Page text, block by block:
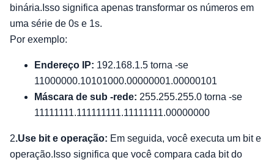
binária.Isso significa apenas transformar os números em
uma série de 0s e 1s.
Por exemplo:
Endereço IP: 192.168.1.5 torna -se
11000000.10101000.00000001.00000101
Máscara de sub -rede: 255.255.255.0 torna -se
11111111.111111111.11111111.00000000
2.Use bit e operação: Em seguida, você executa um bit e
operação.Isso significa que você compara cada bit do